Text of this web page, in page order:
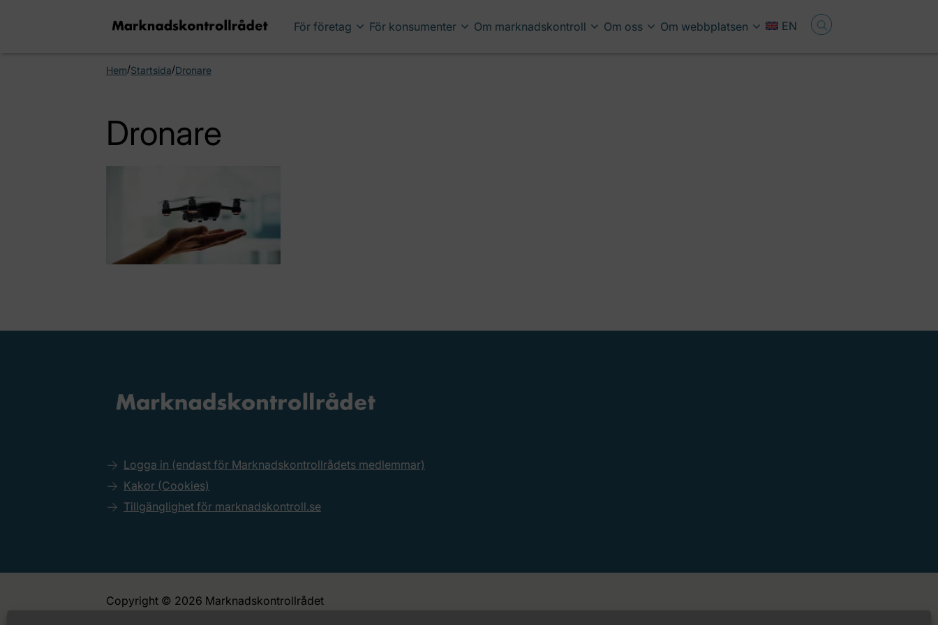
För företag För konsumenter Om marknadskontroll Om oss Om webbplatsen EN
Hem/Startsida/Dronare
Dronare
Logga in (endast för Marknadskontrollrådets medlemmar)
Kakor (Cookies)
Tillgänglighet för marknadskontroll.se
Copyright © 2026 Marknadskontrollrådet